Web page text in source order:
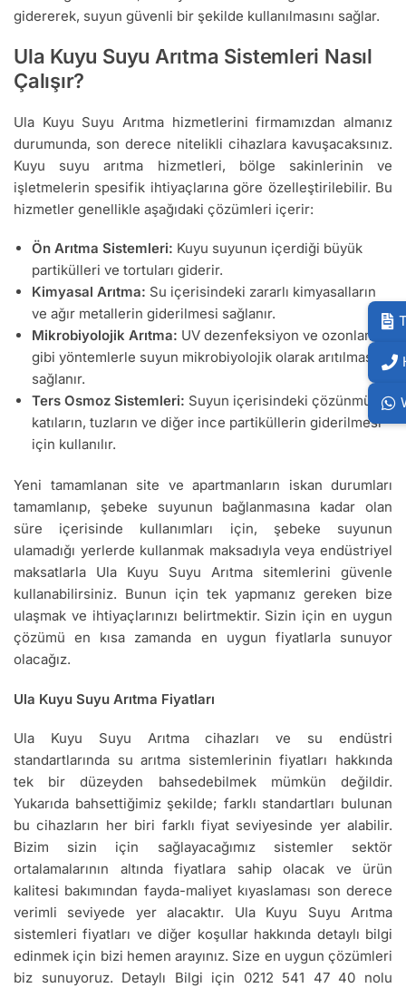
gidererek, suyun güvenli bir şekilde kullanılmasını sağlar.
Ula Kuyu Suyu Arıtma Sistemleri Nasıl
Çalışır?
Ula Kuyu Suyu Arıtma hizmetlerini firmamızdan almanız
durumunda, son derece nitelikli cihazlara kavuşacaksınız.
Kuyu suyu arıtma hizmetleri, bölge sakinlerinin ve
işletmelerin spesifik ihtiyaçlarına göre özelleştirilebilir. Bu
hizmetler genellikle aşağıdaki çözümleri içerir:
Ön Arıtma Sistemleri: Kuyu suyunun içerdiği büyük
partikülleri ve tortuları giderir.
Kimyasal Arıtma: Su içerisindeki zararlı kimyasalların
ve ağır metallerin giderilmesi sağlanır.
Mikrobiyolojik Arıtma: UV dezenfeksiyon ve ozonlama
gibi yöntemlerle suyun mikrobiyolojik olarak arıtılması
sağlanır.
Ters Osmoz Sistemleri: Suyun içerisindeki çözünmüş
katıların, tuzların ve diğer ince partiküllerin giderilmesi
için kullanılır.
Yeni tamamlanan site ve apartmanların iskan durumları
tamamlanıp, şebeke suyunun bağlanmasına kadar olan
süre içerisinde kullanımları için, şebeke suyunun
ulamadığı yerlerde kullanmak maksadıyla veya endüstriyel
maksatlarla Ula Kuyu Suyu Arıtma sitemlerini güvenle
kullanabilirsiniz. Bunun için tek yapmanız gereken bize
ulaşmak ve ihtiyaçlarınızı belirtmektir. Sizin için en uygun
çözümü en kısa zamanda en uygun fiyatlarla sunuyor
olacağız.
Ula Kuyu Suyu Arıtma Fiyatları
Ula Kuyu Suyu Arıtma cihazları ve su endüstri
standartlarında su arıtma sistemlerinin fiyatları hakkında
tek bir düzeyden bahsedebilmek mümkün değildir.
Yukarıda bahsettiğimiz şekilde; farklı standartları bulunan
bu cihazların her biri farklı fiyat seviyesinde yer alabilir.
Bizim sizin için sağlayacağımız sistemler sektör
ortalamalarının altında fiyatlara sahip olacak ve ürün
kalitesi bakımından fayda-maliyet kıyaslaması son derece
verimli seviyede yer alacaktır. Ula Kuyu Suyu Arıtma
sistemleri fiyatları ve diğer koşullar hakkında detaylı bilgi
edinmek için bizi hemen arayınız. Size en uygun çözümleri
biz sunuyoruz. Detaylı Bilgi için 0212 541 47 40 nolu